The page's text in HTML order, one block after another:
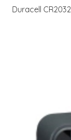
Duracell